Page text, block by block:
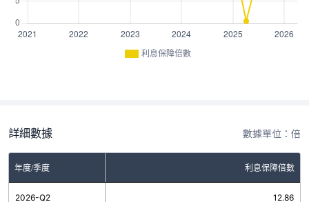
利息保障倍數
詳細數據 數據單位：倍
年度/季度 利息保障倍數
2026-Q2 12.86